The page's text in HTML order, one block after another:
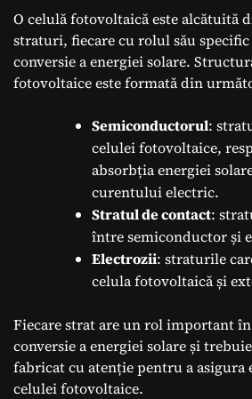
O celulă fotovoltaică este alcătuită
straturi, fiecare cu rolul său
conversie a energiei solare.
fotovoltaice este formată din
Semiconductorul:
celulei fotovoltaice,
absorbția energiei
curentului electric.
Stratul de contact:
între semiconductor și
Electrozii: straturile
celula fotovoltaică și
Fiecare strat are un rol important
conversie a energiei solare și
fabricat cu atenție pentru a asigura
celulei fotovoltaice.